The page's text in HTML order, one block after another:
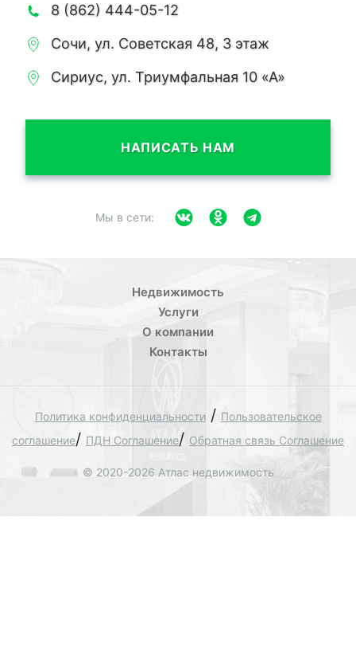
8 (862) 444-05-12
Сочи, ул. Советская 48, 3 этаж
Сириус, ул. Триумфальная 10 «А»
НАПИСАТЬ НАМ
Мы в сети:
Недвижимость
Услуги
О компании
Контакты
© 2020-2026 Атлас недвижимость
Политика конфиденциальности/ Пользовательское
соглашение/ ПДН Соглашение/ Обратная связь Соглашение